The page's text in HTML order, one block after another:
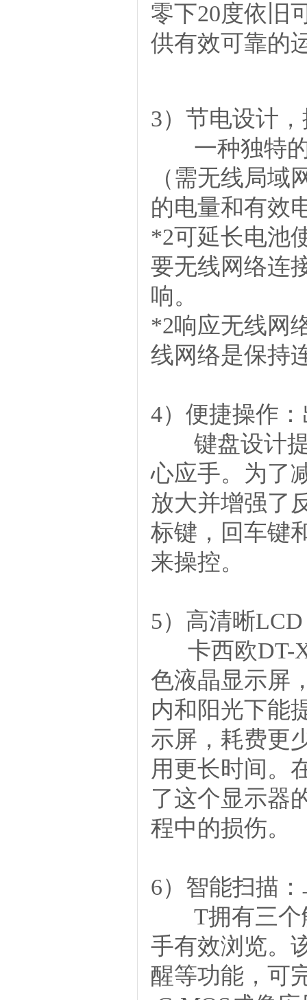
零下20度依旧
供有效可靠的
3）节电设计
一种独特
（需无线局
的电量和有效
*2可延长电池
要无线网络连
响。
*2响应无线网
线网络是保持
4）便捷操作
键盘设计
心应手。为了
放大并增强了
标键，回车键
来操控。
5）高清晰
卡西欧DT-
色液晶显示屏
内和阳光下能
示屏，耗费更
用更长时间。
了这个显示器
程中的损伤。
6）智能扫描
T拥有三个
手有效浏览。
醒等功能，可